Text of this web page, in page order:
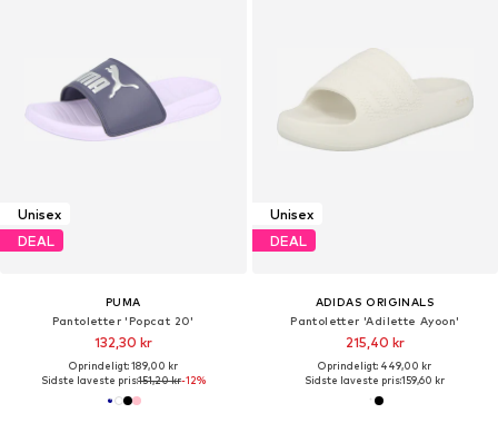
Unisex
DEAL
PUMA
Pantoletter 'Popcat 20'
132,30 kr
Oprindeligt: 189,00 kr
Sidste laveste pris:151,20 kr-12%
Unisex
DEAL
ADIDAS ORIGINALS
Pantoletter 'Adilette Ayoon'
215,40 kr
Oprindeligt: 449,00 kr
Sidste laveste pris:159,60 kr